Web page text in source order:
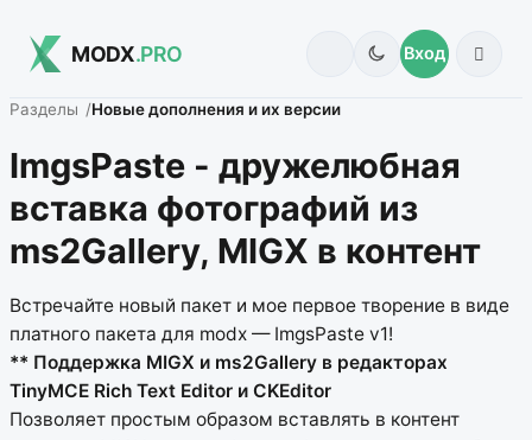
MODX.PRO Вход
Разделы Новые дополнения и их версии
ImgsPaste - дружелюбная
вставка фотографий из
ms2Gallery, MIGX в контент
Встречайте новый пакет и мое первое творение в виде
платного пакета для modx — ImgsPaste v1!
** Поддержка MIGX и ms2Gallery в редакторах
TinyMCE Rich Text Editor и CKEditor
Позволяет простым образом вставлять в контент